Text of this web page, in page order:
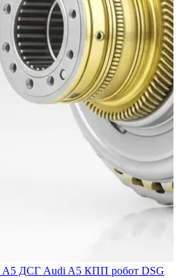
А5 ДСГ Audi A5 КПП робот DSG